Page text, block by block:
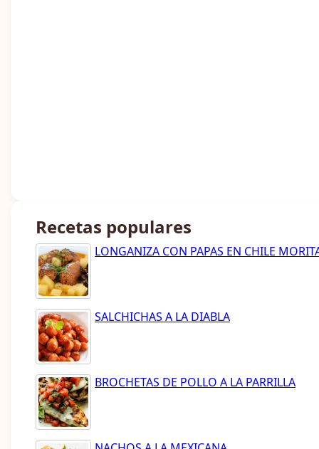
Recetas populares
LONGANIZA CON PAPAS EN CHILE
SALCHICHAS A LA DIABLA
BROCHETAS DE POLLO A LA PARRILLA